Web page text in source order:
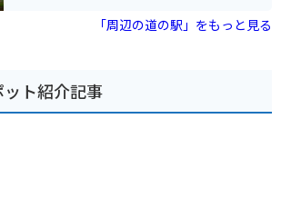
ぜひ一度訪れてみてください。
ストランがあります。また、パン工房やジェラートショ
ップもあり、休憩にも最適です。 バイクで訪れる場合、
芝桜、秋にはコスモスが咲き乱れる花の名所としても知
られています。また、冬にはスキー場もオープンし、一
年を通して楽しむことができます。 周辺には、日本の滝
「周辺の道の駅」をもっと見る
ト紹介記事